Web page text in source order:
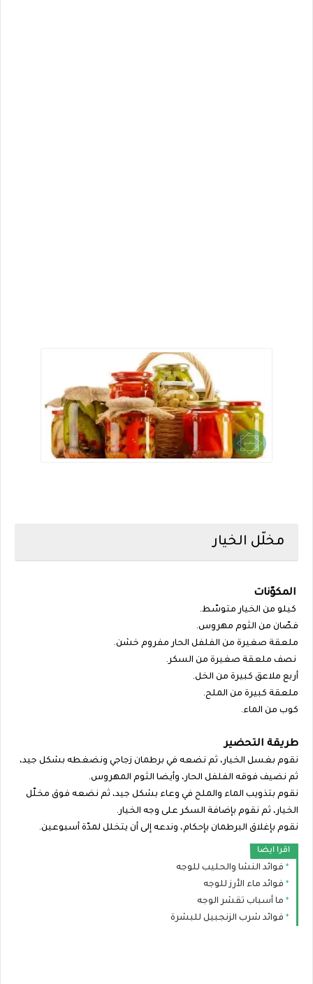
مخلّل الخيار
المكوّنات
كيلو من الخيار متوسّط.
فصّان من الثوم مهروس.
ملعقة صغيرة من الفلفل الحار مفروم خشن.
نصف ملعقة صغيرة من السكر.
أربع ملاعق كبيرة من الخل.
ملعقة كبيرة من الملح.
كوب من الماء.
طريقة التحضير
نقوم بغسل الخيار، ثم نضعه في برطمان زجاجي ونضغطه بشكل جيد،
ثم نضيف فوقه الفلفل الحار، وأيضا الثوم المهروس.
نقوم بتذويب الماء والملح في وعاء بشكل جيد، ثم نضعه فوق مخلّل
الخيار، ثم نقوم بإضافة السكر على وجه الخيار.
نقوم بإغلاق البرطمان بإحكام، وندعه إلى أن يتخلل لمدّة أسبوعين.
اقرا ايضا
فوائد النشا والحليب للوجه
فوائد ماء الأرز للوجه
ما أسباب تقشر الوجه
فوائد شرب الزنجبيل للبشرة